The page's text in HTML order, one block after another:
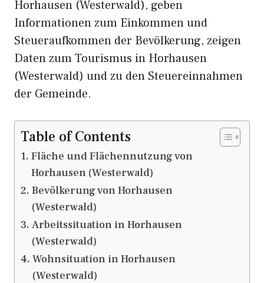
Horhausen (Westerwald), geben
Informationen zum Einkommen und
Steueraufkommen der Bevölkerung, zeigen
Daten zum Tourismus in Horhausen
(Westerwald) und zu den Steuereinnahmen
der Gemeinde.
Table of Contents
Fläche und Flächennutzung von
Horhausen (Westerwald)
Bevölkerung von Horhausen
(Westerwald)
Arbeitssituation in Horhausen
(Westerwald)
Wohnsituation in Horhausen
(Westerwald)